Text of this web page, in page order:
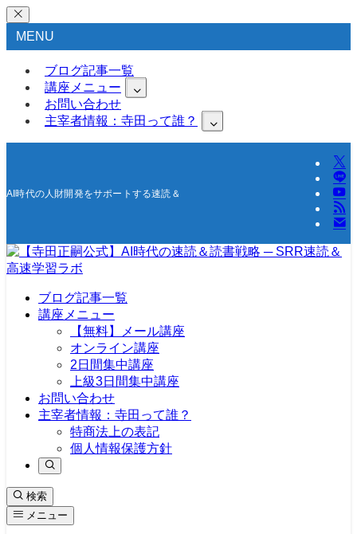
MENU
ブログ記事一覧
講座メニュー
お問い合わせ
主宰者情報：寺田って誰？
AI時代の人財開発をサポートする速読＆高速学習の研究所
ブログ記事一覧
講座メニュー
【無料】メール講座
オンライン講座
2日間集中講座
上級3日間集中講座
お問い合わせ
主宰者情報：寺田って誰？
特商法上の表記
個人情報保護方針
検索
メニュー